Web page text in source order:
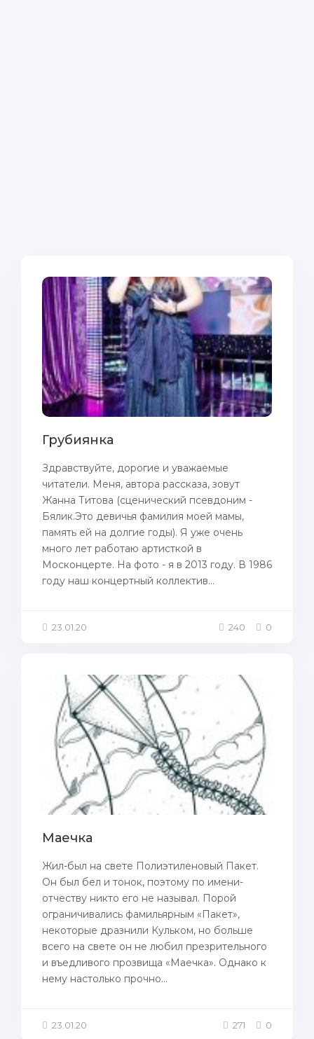
Грубиянка
Здравствуйте, дорогие и уважаемые
читатели. Меня, автора рассказа, зовут
Жанна Титова (сценический псевдоним -
Бялик.Это девичья фамилия моей мамы,
память ей на долгие годы). Я уже очень
много лет работаю артисткой в
Москонцерте. На фото - я в 2013 году. В 1986
году наш концертный коллектив...
23.01.20 240 0
Маечка
Жил-был на свете Полиэтиленовый Пакет.
Он был бел и тонок, поэтому по имени-
отчеству никто его не называл. Порой
ограничивались фамильярным «Пакет»,
некоторые дразнили Кульком, но больше
всего на свете он не любил презрительного
и въедливого прозвища «Маечка». Однако к
нему настолько прочно...
23.01.20 271 0